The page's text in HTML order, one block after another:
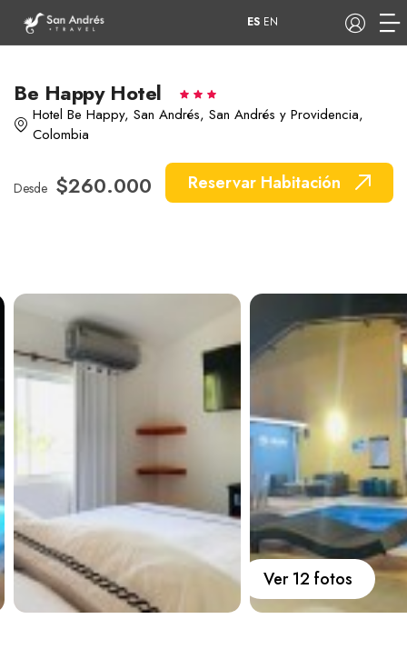
Tours Apartamentos
Hoteles Barcos
Ayuda
Guía de turismo Nosotros
ES EN
Be Happy Hotel
Hotel Be Happy, San Andrés, San Andrés y Providencia,
Colombia
Desde $260.000 Reservar Habitación
Ver 12 fotos